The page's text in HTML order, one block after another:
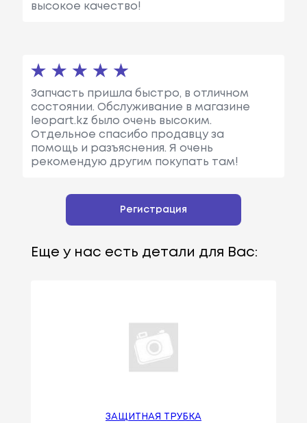
высокое качество!
Запчасть пришла быстро, в отличном
состоянии. Обслуживание в магазине
leopart.kz было очень высоким.
Отдельное спасибо продавцу за
помощь и разъяснения. Я очень
рекомендую другим покупать там!
Регистрация
Еще у нас есть детали для Вас:
ЗАЩИТНАЯ ТРУБКА